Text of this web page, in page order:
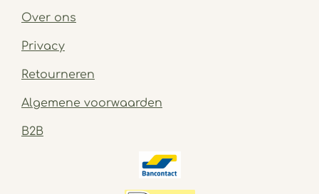
Over ons
Privacy
Retourneren
Algemene voorwaarden
B2B